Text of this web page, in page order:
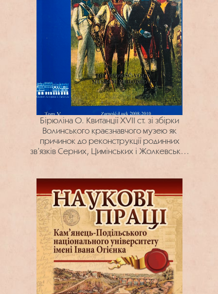
Бірюліна О. Квитанції XVII ст. зі збірки
Волинського краєзнавчого музею як
причинок до реконструкції родинних
зв’язків Серних, Цимінських і Жолкевських